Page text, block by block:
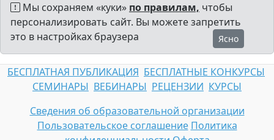
Мы сохраняем «куки» по правилам, чтобы
персонализировать сайт. Вы можете запретить
это в настройках браузера
Ясно
БЕСПЛАТНАЯ ПУБЛИКАЦИЯ БЕСПЛАТНЫЕ КОНКУРСЫ
СЕМИНАРЫ ВЕБИНАРЫ РЕЦЕНЗИИ КУРСЫ
Сведения об образовательной организации
Пользовательское соглашение Политика